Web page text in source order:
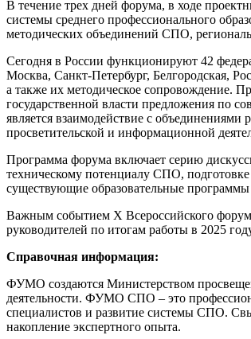
В течение трех дней форума, в ходе
системы среднего профессионального
методических объединений СПО,
Сегодня в России функционируют 42
Москва, Санкт-Петербург, Белгородская,
а также их методическое сопровождение.
государственной власти предложения по
является взаимодействие с
просветительской и информационной
Программа форума включает серию
техническому потенциалу СПО, подготовке
существующие образовательные
Важным событием X Всероссийского
руководителей по итогам работы в 2025
Справочная информация:
ФУМО создаются Министерством
деятельности. ФУМО СПО – это
специалистов и развитие системы СПО.
накопление экспертного опыта.